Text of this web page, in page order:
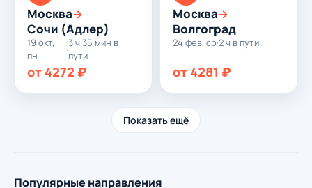
Москва→
Сочи (Адлер)
19 окт,
пн
·
3 ч 35 мин в
пути
от 4272 ₽
Москва→
Волгоград
24 фев, ср·2 ч в пути
от 4281 ₽
Показать ещё
Популярные направления